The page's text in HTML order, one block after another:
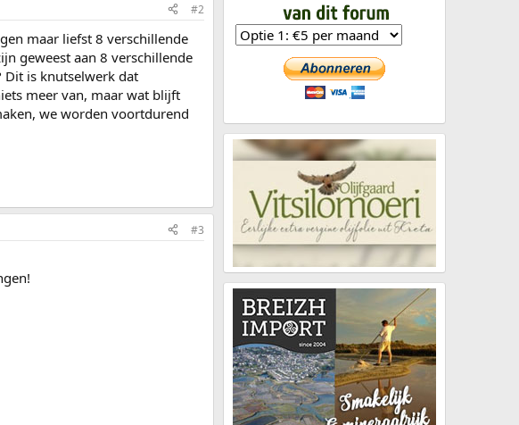
#2
maar liefst 8 verschillende
geweest aan 8 verschillende
is knutselwerk dat
meer van, maar wat blijft
we worden voortdurend
#3